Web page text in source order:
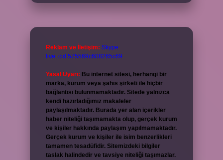
Reklam ve İletişim: Skype:
live:.cid.575569c608265c69
Yasal Uyarı: Bu internet sitesi, herhangi bir
marka, kurum veya şahıs şirketi ile hiçbir
bağlantısı bulunmamaktadır. Sitede yalnızca
kendi hazırladığımız makaleler
paylaşılmaktadır. Burada yer alan içerikler
haber niteliği taşımamakta olup, gerçek kurum
ve kişiler hakkında paylaşım yapılmamaktadır.
Gerçek kurum ve kişiler ile isim benzerlikleri
tamamen tesadüfidir. Sitemizdeki bilgiler
taslak halindedir ve tavsiye niteliği taşımazlar.